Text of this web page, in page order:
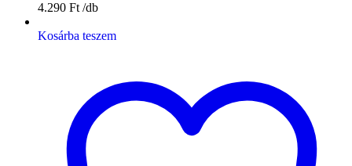
4.290 Ft
Kosárba teszem